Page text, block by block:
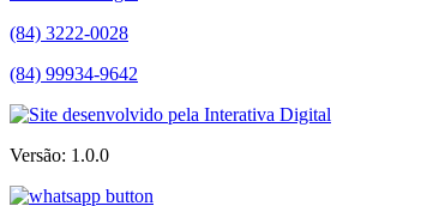
(84) 3222-0028
(84) 99934-9642
Versão: 1.0.0